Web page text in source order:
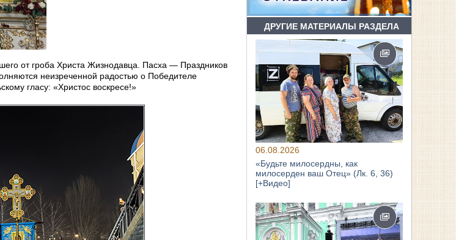
от гроба Христа Жизнодавца. Пасха — Праздников
неизреченной радостью о Победителе
гласу: «Христос воскресе!»
ДРУГИЕ МАТЕРИАЛЫ РАЗДЕЛА
06.08.2026
«Будьте милосердны, как
милосерден ваш Отец» (Лк. 6, 36)
[+Видео]